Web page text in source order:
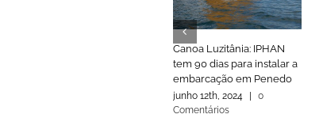
Canoa Luzitânia: IPHAN
tem 90 dias para instalar a
embarcação em Penedo
junho 12th, 2024
0
Comentários